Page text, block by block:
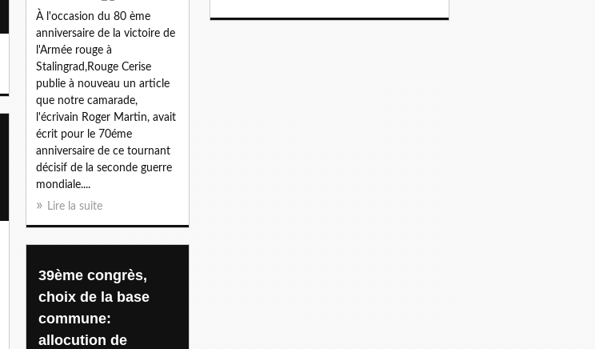
À l'occasion du 80 ème
anniversaire de la victoire de
l'Armée rouge à
Stalingrad,Rouge Cerise
publie à nouveau un article
que notre camarade,
l'écrivain Roger Martin, avait
écrit pour le 70éme
anniversaire de ce tournant
décisif de la seconde guerre
mondiale....
Lire la suite
39ème congrès,
choix de la base
commune:
allocution de